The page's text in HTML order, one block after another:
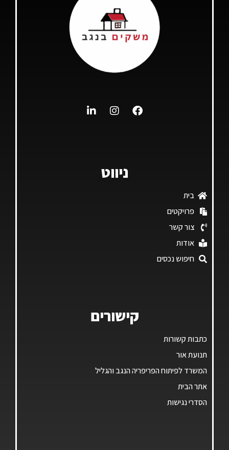
ניווט
בית
פרויקטים
צור קשר
אודות
חיפוש נכסים
קישורים
כתבות קשורות
תנועת אור
המשרד לפיתוח הפריפריה הנגב והגליל
אתר הבית
הסדרי נגישות